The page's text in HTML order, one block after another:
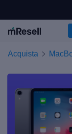
Acquista